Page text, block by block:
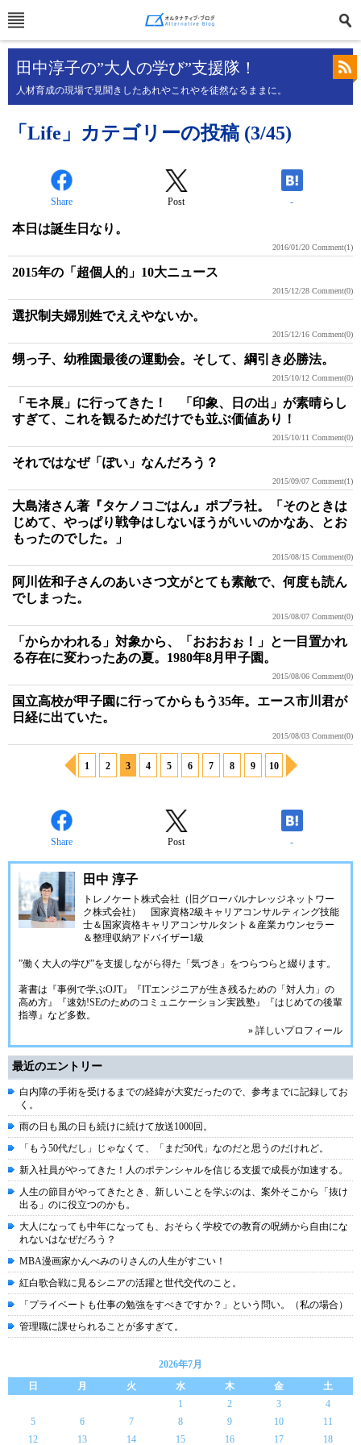
田中淳子の”大人の学び”支援隊！
人材育成の現場で見聞きしたあれやこれやを徒然なるままに。
「Life」カテゴリーの投稿 (3/45)
Share Post -
本日は誕生日なり。
2016/01/20 Comment(1)
2015年の「超個人的」10大ニュース
2015/12/28 Comment(0)
選択制夫婦別姓でええやないか。
2015/12/16 Comment(0)
甥っ子、幼稚園最後の運動会。そして、綱引き必勝法。
2015/10/12 Comment(0)
「モネ展」に行ってきた！ 「印象、日の出」が素晴らし
すぎて、これを観るためだけでも並ぶ価値あり！
2015/10/11 Comment(0)
それではなぜ「ぽい」なんだろう？
2015/09/07 Comment(1)
大島渚さん著『タケノコごはん』ポプラ社。「そのときは
じめて、やっぱり戦争はしないほうがいいのかなあ、とお
もったのでした。」
2015/08/15 Comment(0)
阿川佐和子さんのあいさつ文がとても素敵で、何度も読ん
でしまった。
2015/08/07 Comment(0)
「からかわれる」対象から、「おおおぉ！」と一目置かれ
る存在に変わったあの夏。1980年8月甲子園。
2015/08/06 Comment(0)
国立高校が甲子園に行ってからもう35年。エース市川君が
日経に出ていた。
2015/08/03 Comment(0)
1 2 3 4 5 6 7 8 9 10
Share Post -
田中 淳子
トレノケート株式会社（旧グローバルナレッジネットワー
ク株式会社）
国家資格2級キャリアコンサルティング技能
士＆国家資格キャリアコンサルタント＆産業カウンセラー
＆整理収納アドバイザー1級
”働く大人の学び”を支援しながら得た「気づき」をつらつらと綴ります。
著書は『事例で学ぶOJT』『ITエンジニアが生き残るための「対人力」の
高め方』『速効!SEのためのコミュニケーション実践塾』『はじめての後輩
指導』など多数。
» 詳しいプロフィール
最近のエントリー
白内障の手術を受けるまでの経緯が大変だったので、参考までに記録してお
く。
雨の日も風の日も続けに続けて放送1000回。
「もう50代だし」じゃなくて、「まだ50代」なのだと思うのだけれど。
新入社員がやってきた！人のポテンシャルを信じる支援で成長が加速する。
人生の節目がやってきたとき、新しいことを学ぶのは、案外そこから「抜け
出る」のに役立つのかも。
大人になっても中年になっても、おそらく学校での教育の呪縛から自由にな
れないはなぜだろう？
MBA漫画家かんべみのりさんの人生がすごい！
紅白歌合戦に見るシニアの活躍と世代交代のこと。
「プライベートも仕事の勉強をすべきですか？」という問い。（私の場合）
管理職に課せられることが多すぎて。
2026年7月
日
月 火 水 木 金
土
1
2 3
4
5
6 7 8 9 10
11
12
13 14 15 16 17 18